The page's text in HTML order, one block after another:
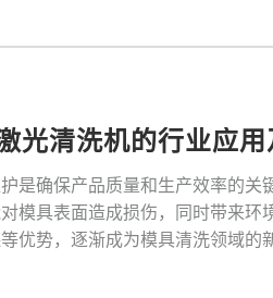
光清洗机的行业应用
是确保产品质量和生产效率的
模具表面造成损伤，同时带来
优势，逐渐成为模具清洗领域的